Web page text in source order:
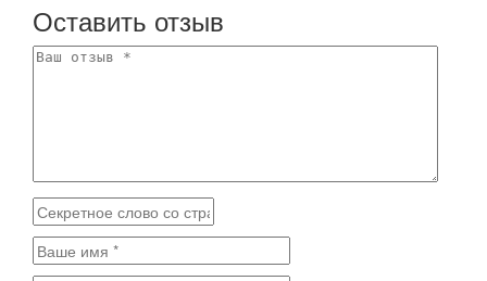
Оставить отзыв